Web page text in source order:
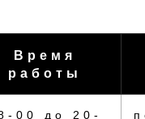
Время
работы
00 до 20-